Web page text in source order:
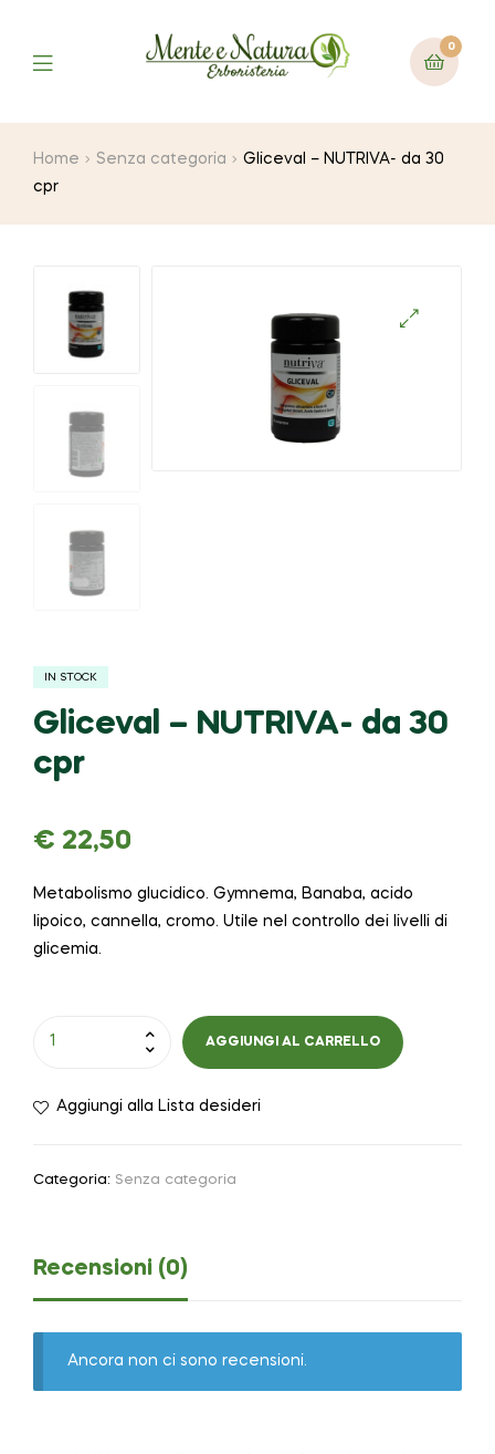
0
Home Senza categoria
Gliceval – NUTRIVA- da 30
cpr
IN STOCK
Gliceval – NUTRIVA- da 30
cpr
€ 22,50
Metabolismo glucidico. Gymnema, Banaba, acido
lipoico, cannella, cromo. Utile nel controllo dei livelli di
glicemia.
AGGIUNGI AL CARRELLO
Aggiungi alla Lista desideri
Categoria: Senza categoria
Recensioni (0)
Ancora non ci sono recensioni.